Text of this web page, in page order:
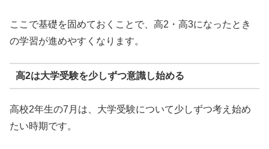
ここで基礎を固めておくことで、高2・高3になったとき
の学習が進めやすくなります。
高2は大学受験を少しずつ意識し始める
高校2年生の7月は、大学受験について少しずつ考え始め
たい時期です。